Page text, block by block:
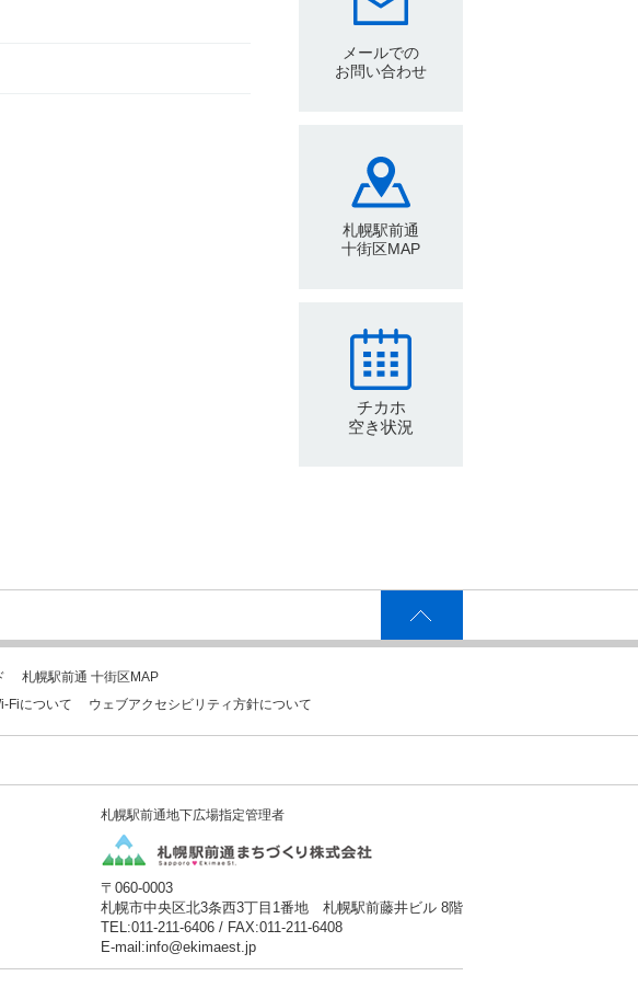
メールでの
お問い合わせ
札幌駅前通
十街区MAP
チカホ
空き状況
札幌駅前通 十街区MAP
Fiについて ウェブアクセシビリティ方針について
札幌駅前通地下広場指定管理者
〒060-0003
札幌市中央区北3条西3丁目1番地 札幌駅前藤井ビル 8階
TEL:011-211-6406 / FAX:011-211-6408
E-mail:info@ekimaest.jp